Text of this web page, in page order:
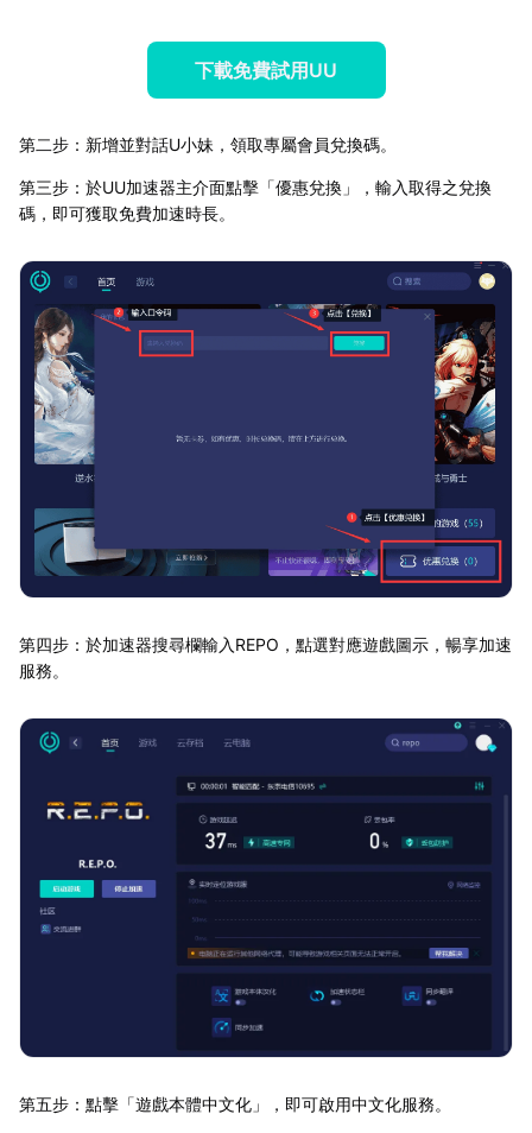
下載免費試用UU
第二步：新增並對話U小妹，領取專屬會員兌換碼。
第三步：於UU加速器主介面點擊「優惠兌換」，輸入取得之兌換
碼，即可獲取免費加速時長。
第四步：於加速器搜尋欄輸入REPO，點選對應遊戲圖示，暢享加速
服務。
第五步：點擊「遊戲本體中文化」，即可啟用中文化服務。